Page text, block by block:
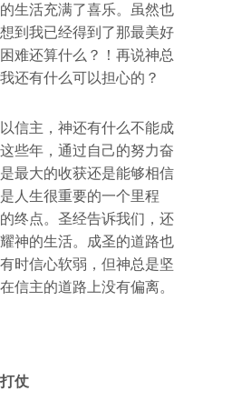
生活充满了喜乐。虽然也
到我已经得到了那最美好
难还算什么？！再说神总
还有什么可以担心的？
信主，神还有什么不能成
些年，通过自己的努力奋
最大的收获还是能够相信
人生很重要的一个里程
终点。圣经告诉我们，还
神的生活。成圣的道路也
时信心软弱，但神总是坚
信主的道路上没有偏离。
仗